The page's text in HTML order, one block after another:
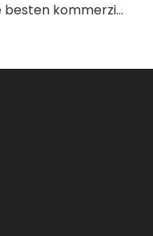
Energiesparende Fußballfeldbeleuchtung für Sportstadien